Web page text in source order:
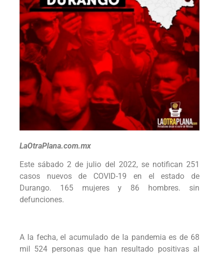
LaOtraPlana.com.mx
Este sábado 2 de julio del 2022, se notifican 251
casos nuevos de COVID-19 en el estado de
Durango. 165 mujeres y 86 hombres. sin
defunciones.
A la fecha, el acumulado de la pandemia es de 68
mil 524 personas que han resultado positivas al